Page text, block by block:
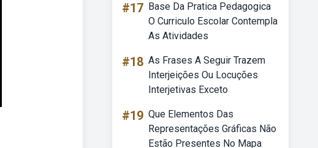
#17 Base Da Pratica Pedagogica
O Curriculo Escolar Contempla
As Atividades
#18 As Frases A Seguir Trazem
Interjeições Ou Locuções
Interjetivas Exceto
#19 Que Elementos Das
Representações Gráficas Não
Estão Presentes No Mapa